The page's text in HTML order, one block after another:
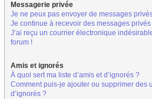
Messagerie privée
Je ne peux pas envoyer de messages
Je continue à recevoir des messages
J’ai reçu un courrier électronique
forum !
Amis et ignorés
À quoi sert ma liste d’amis et d’ignorés ?
Comment puis-je ajouter ou supprimer des
d’ignorés ?